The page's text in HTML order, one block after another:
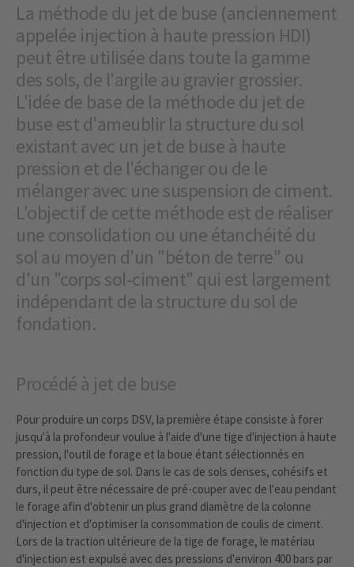
La méthode du jet de buse (anciennement
appelée injection à haute pression HDI)
peut être utilisée dans toute la gamme
des sols, de l'argile au gravier grossier.
L'idée de base de la méthode du jet de
buse est d'ameublir la structure du sol
existant avec un jet de buse à haute
pression et de l'échanger ou de le
mélanger avec une suspension de ciment.
L'objectif de cette méthode est de réaliser
une consolidation ou une étanchéité du
sol au moyen d'un "béton de terre" ou
d'un "corps sol-ciment" qui est largement
indépendant de la structure du sol de
fondation.
Procédé à jet de buse
Pour produire un corps DSV, la première étape consiste à forer
jusqu'à la profondeur voulue à l'aide d'une tige d'injection à haute
pression, l'outil de forage et la boue étant sélectionnés en
fonction du type de sol. Dans le cas de sols denses, cohésifs et
durs, il peut être nécessaire de pré-couper avec de l'eau pendant
le forage afin d'obtenir un plus grand diamètre de la colonne
d'injection et d'optimiser la consommation de coulis de ciment.
Lors de la traction ultérieure de la tige de forage, le matériau
d'injection est expulsé avec des pressions d'environ 400 bars par